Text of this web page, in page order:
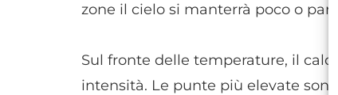
zone il cielo si manterrà poco o
Sul fronte delle temperature, il
intensità. Le punte più elevate